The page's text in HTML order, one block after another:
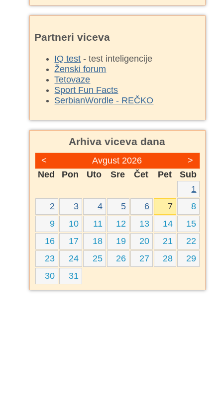
Partneri viceva
IQ test - test inteligencije
Ženski forum
Tetovaze
Sport Fun Facts
SerbianWordle - REČKO
Arhiva viceva dana
< >
Avgust 2026
Ned
Pon Uto Sre Čet Pet
Sub
1
2
3 4 5 6 7
8
9
10 11 12 13 14
15
16
17 18 19 20 21
22
23
24 25 26 27 28
29
30
31